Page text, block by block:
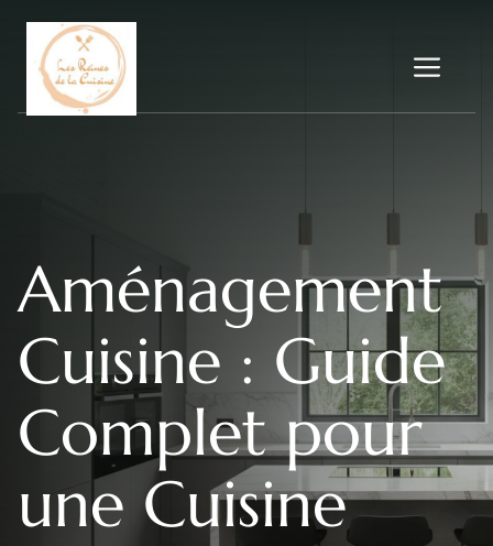
contenu
Aménagement
Cuisine : Guide
Complet pour
une Cuisine